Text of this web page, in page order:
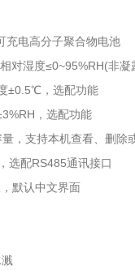
充电高分子聚合物电池
对湿度≤0~95%RH(非凝
±0.5℃，选配功能
，选配功能
，支持本机查看、删除
选配RS485通讯接口
默认中文界面